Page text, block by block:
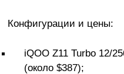
Конфигурации и цены:
iQOO Z11 Turbo 12/
(около $387);